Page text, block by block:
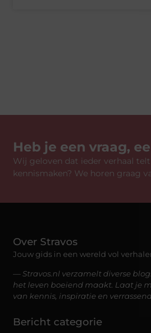
Heb je een vraag,
Wij geloven dat ieder verhaal
kennismaken? We horen graag
Over Stravos
Jouw gids in een wereld vol
— Stravos.nl verzamelt diverse
het leven boeiend maakt. Laat je
van kennis, inspiratie en
Bericht categorie